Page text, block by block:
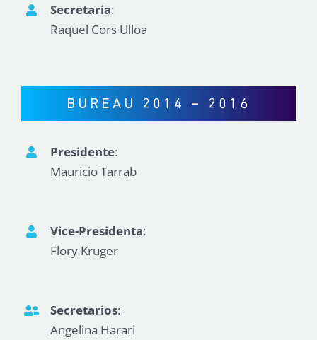
Secretaria:
Raquel Cors Ulloa
BUREAU 2014 – 2016
Presidente:
Mauricio Tarrab
Vice-Presidenta:
Flory Kruger
Secretarios:
Angelina Harari